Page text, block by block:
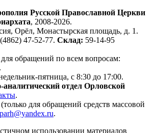
Русской Православной Церкви
, 2008-2026.
Орёл, Монастырская площадь, д. 1.
47-52-77. Склад: 59-14-95
обращений по всем вопросам:
.
пятница, с 8:30 до 17:00.
отдел Орловской
.
для обращений средств массовой
.
использовании материалов